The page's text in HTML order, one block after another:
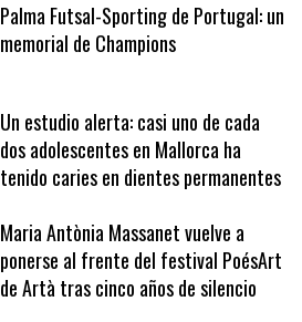
Palma Futsal-Sporting de Portugal: un
memorial de Champions
Un estudio alerta: casi uno de cada
dos adolescentes en Mallorca ha
tenido caries en dientes permanentes
Maria Antònia Massanet vuelve a
ponerse al frente del festival PoésArt
de Artà tras cinco años de silencio